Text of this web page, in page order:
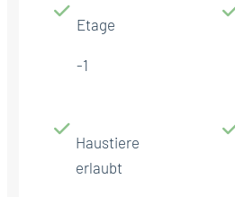
Etage
-1
Haustiere
erlaubt